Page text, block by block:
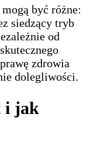
być różne:
siedzący tryb
od
zdrowia
dolegliwości.
i jak